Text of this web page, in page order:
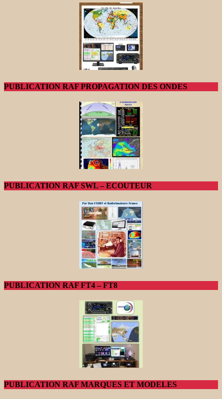
PUBLICATION RAF PROPAGATION DES ONDES
PUBLICATION RAF SWL – ECOUTEUR
PUBLICATION RAF FT4 – FT8
PUBLICATION RAF MARQUES ET MODELES